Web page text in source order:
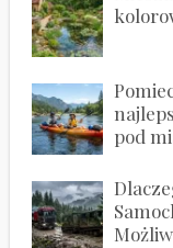
pod